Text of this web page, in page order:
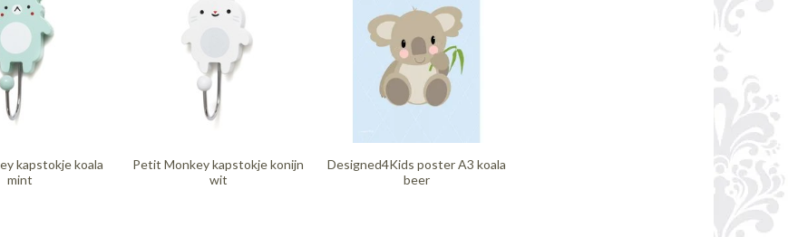
kapstokje koala
mint
Petit Monkey kapstokje konijn
wit
Designed4Kids poster A3 koala
beer